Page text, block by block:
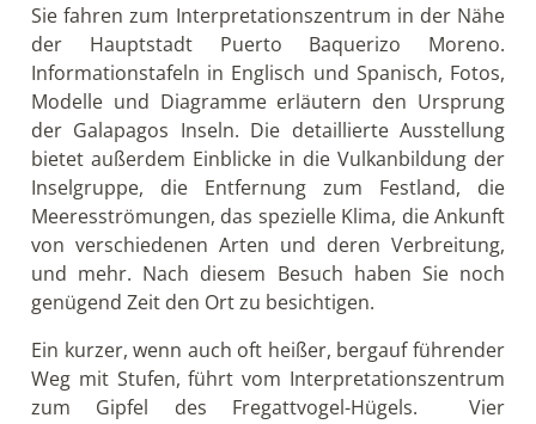
Sie fahren zum Interpretationszentrum in der Nähe
der Hauptstadt Puerto Baquerizo Moreno.
Informationstafeln in Englisch und Spanisch, Fotos,
Modelle und Diagramme erläutern den Ursprung
der Galapagos Inseln. Die detaillierte Ausstellung
bietet außerdem Einblicke in die Vulkanbildung der
Inselgruppe, die Entfernung zum Festland, die
Meeresströmungen, das spezielle Klima, die Ankunft
von verschiedenen Arten und deren Verbreitung,
und mehr. Nach diesem Besuch haben Sie noch
genügend Zeit den Ort zu besichtigen.
Ein kurzer, wenn auch oft heißer, bergauf führender
Weg mit Stufen, führt vom Interpretationszentrum
zum Gipfel des Fregattvogel-Hügels. Vier